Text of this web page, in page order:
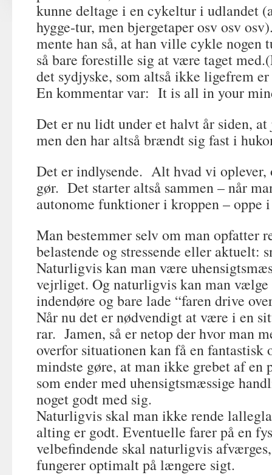
kunne deltage i en cykeltur i udlandet
hygge-tur, men bjergetaper osv osv
mente han så, at han ville cykle nogen
så bare forestille sig at være taget
det sydjyske, som altså ikke ligefrem
En kommentar var: It is all in your
Det er nu lidt under et halvt år siden, at
men den har altså brændt sig fast i
Det er indlysende. Alt hvad vi
gør. Det starter altså sammen – når
autonome funktioner i kroppen – oppe
Man bestemmer selv om man opfatter
belastende og stressende eller aktuelt:
Naturligvis kan man være
vejrliget. Og naturligvis kan man vælge
indendøre og bare lade “faren drive
Når nu det er nødvendigt at være i en
rar. Jamen, så er netop der hvor man
overfor situationen kan få en fantastisk
mindste gøre, at man ikke grebet af en
som ender med uhensigtsmæssige
noget godt med sig.
Naturligvis skal man ikke rende
alting er godt. Eventuelle farer på en
velbefindende skal naturligvis
fungerer optimalt på længere sigt.